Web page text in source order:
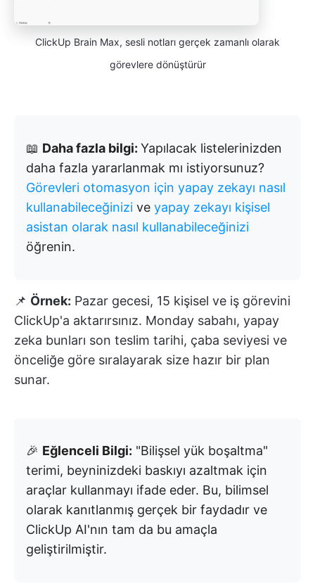
ClickUp Brain Max, sesli notları gerçek zamanlı olarak
görevlere dönüştürür
📖 Daha fazla bilgi: Yapılacak listelerinizden
daha fazla yararlanmak mı istiyorsunuz?
Görevleri otomasyon için yapay zekayı nasıl
kullanabileceğinizi ve yapay zekayı kişisel
asistan olarak nasıl kullanabileceğinizi
öğrenin.
📌 Örnek: Pazar gecesi, 15 kişisel ve iş görevini
ClickUp'a aktarırsınız. Monday sabahı, yapay
zeka bunları son teslim tarihi, çaba seviyesi ve
önceliğe göre sıralayarak size hazır bir plan
sunar.
🎉 Eğlenceli Bilgi: "Bilişsel yük boşaltma"
terimi, beyninizdeki baskıyı azaltmak için
araçlar kullanmayı ifade eder. Bu, bilimsel
olarak kanıtlanmış gerçek bir faydadır ve
ClickUp AI'nın tam da bu amaçla
geliştirilmiştir.